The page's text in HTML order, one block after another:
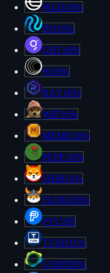
WLD16%
INJ16%
GRT16%
W16%
RAY16%
WIF16%
MEME16%
PEPE16%
SHIB16%
FLOKI16%
PYUSD
TUSD11%
USDP20%